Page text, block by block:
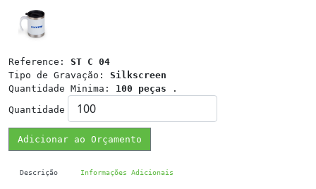
Reference: ST C 04
Tipo de Gravação: Silkscreen
Quantidade Minima: 100 peças .
Quantidade
Adicionar ao Orçamento
Descrição Informações Adicionais